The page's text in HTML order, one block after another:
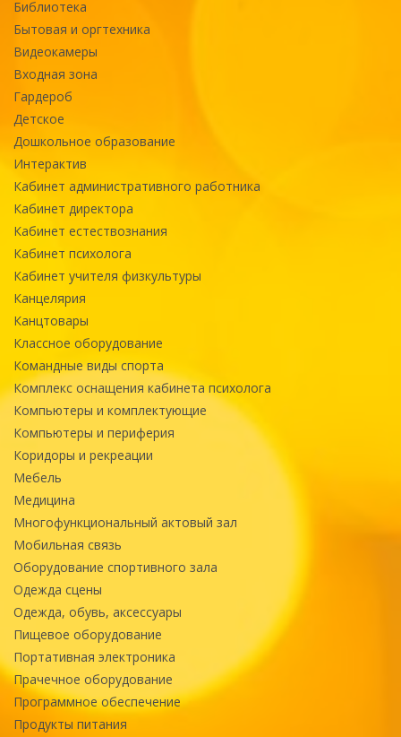
Библиотека
Бытовая и оргтехника
Видеокамеры
Входная зона
Гардероб
Детское
Дошкольное образование
Интерактив
Кабинет административного работника
Кабинет директора
Кабинет естествознания
Кабинет психолога
Кабинет учителя физкультуры
Канцелярия
Канцтовары
Классное оборудование
Командные виды спорта
Комплекс оснащения кабинета психолога
Компьютеры и комплектующие
Компьютеры и периферия
Коридоры и рекреации
Мебель
Медицина
Многофункциональный актовый зал
Мобильная связь
Оборудование спортивного зала
Одежда сцены
Одежда, обувь, аксессуары
Пищевое оборудование
Портативная электроника
Прачечное оборудование
Программное обеспечение
Продукты питания